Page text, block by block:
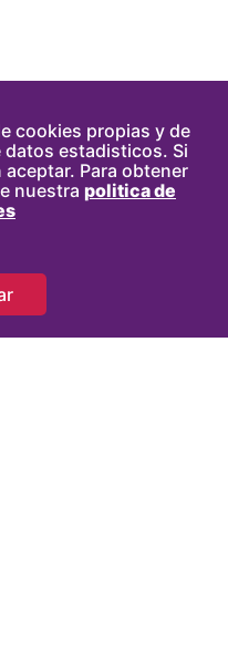
cookies propias y de
estadisticos. Si
Para obtener
nuestra politica de